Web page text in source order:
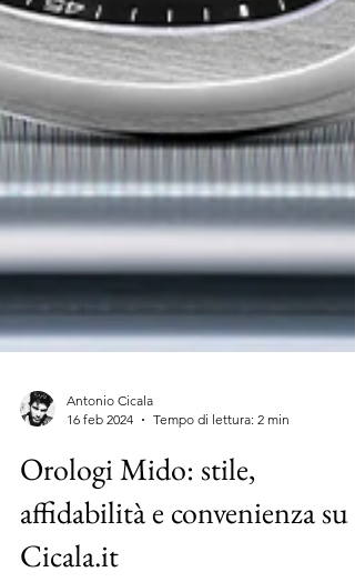
16 feb 2024
Tempo di lettura: 2 min
Orologi Mido: stile,
affidabilità e convenienza su